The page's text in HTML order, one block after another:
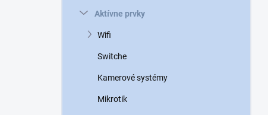
Aktívne prvky
Wifi
Switche
Kamerové systémy
Mikrotik